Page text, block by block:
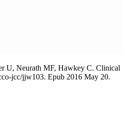
U, Neurath MF, Hawkey C. Clinical
jcc/jjw103. Epub 2016 May 20.